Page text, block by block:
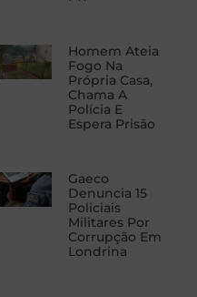
Homem Ateia
Fogo Na
Própria Casa,
Chama A
Polícia E
Espera Prisão
Gaeco
Denuncia 15
Policiais
Militares Por
Corrupção Em
Londrina